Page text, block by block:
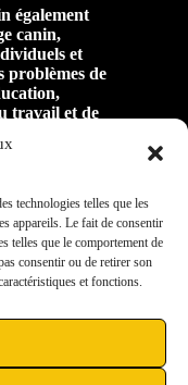
technologies telles que les
appareils. Le fait de consentir
telles que le comportement de
consentir ou de retirer son
et fonctions.
également
canin,
et
problèmes de
travail et de
de 10km aux
Charmont,
Audincourt,